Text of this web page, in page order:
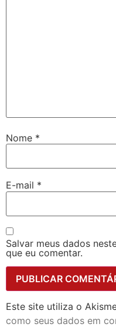
Nome *
E-mail *
Salvar meus dados
que eu comentar.
Este site utiliza o
como seus dados em